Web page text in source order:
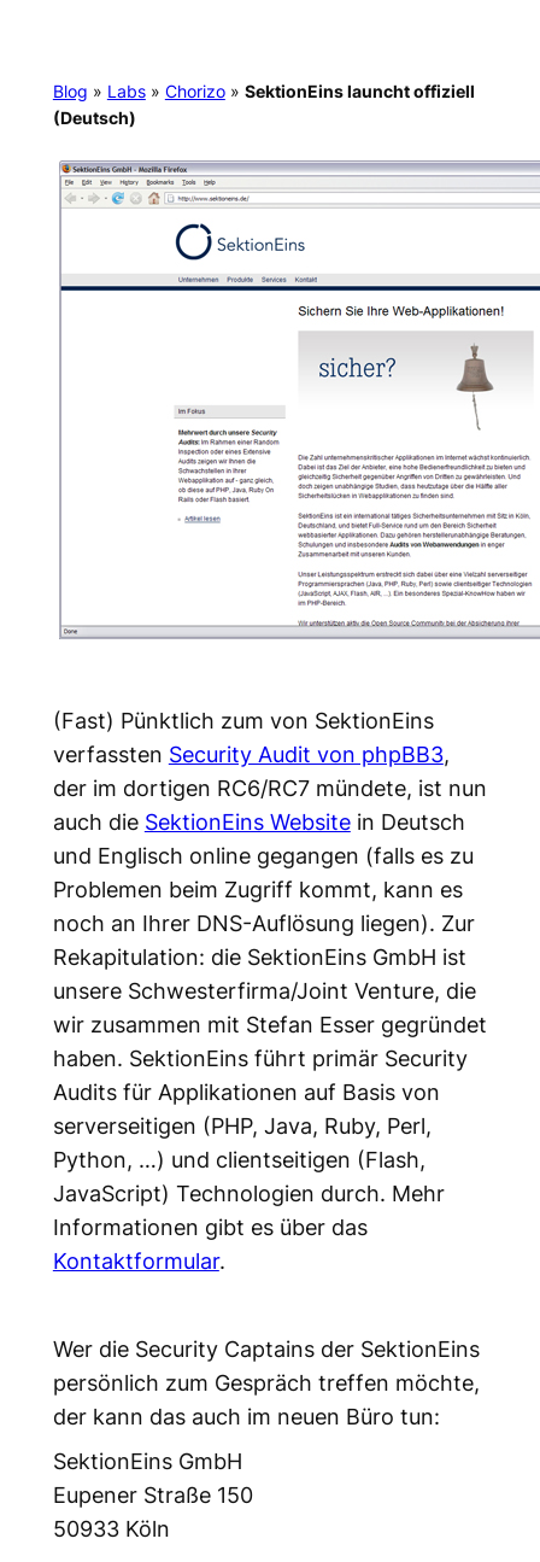
Blog » Labs» Chorizo» SektionEins launcht offiziell
(Deutsch)
(Fast) Pünktlich zum von SektionEins
verfassten Security Audit von phpBB3,
der im dortigen RC6/RC7 mündete, ist nun
auch die SektionEins Websitein Deutsch
und Englisch online gegangen (falls es zu
Problemen beim Zugriff kommt, kann es
noch an Ihrer DNS-Auflösung liegen). Zur
Rekapitulation: die SektionEins GmbH ist
unsere Schwesterfirma/Joint Venture, die
wir zusammen mit Stefan Esser gegründet
haben. SektionEins führt primär Security
Audits für Applikationen auf Basis von
serverseitigen (PHP, Java, Ruby, Perl,
Python, …) und clientseitigen (Flash,
JavaScript) Technologien durch. Mehr
Informationen gibt es über das
Kontaktformular.
Wer die Security Captains der SektionEins
persönlich zum Gespräch treffen möchte,
der kann das auch im neuen Büro tun:
SektionEins GmbH
Eupener Straße 150
50933 Köln